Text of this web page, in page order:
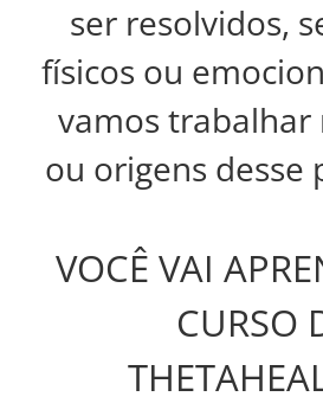
ser resolvidos,
físicos ou
vamos trabalhar
ou origens desse
VOCÊ VAI
CURSO